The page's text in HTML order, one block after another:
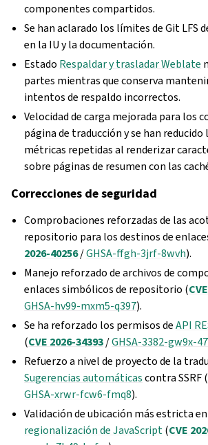
componentes compartidos.
Se han aclarado los límites de Git LFS
en la IU y la documentación.
Estado Respaldar y trasladar Weblate
partes mientras que conserva
intentos de respaldo incorrectos.
Velocidad de carga mejorada para los
página de traducción y se han
métricas repetidas al renderizar
sobre páginas de resumen con las
Correcciones de seguridad
Comprobaciones reforzadas de las
repositorio para los destinos de
2026-40256/GHSA-ffgh-3jrf-8wvh).
Manejo reforzado de archivos de
enlaces simbólicos de repositorio (
GHSA-hv99-mxm5-q397).
Se ha reforzado los permisos deAPI
(CVE 2026-34393/GHSA-3382-gw9x-
Refuerzo a nivel de proyecto de la
Sugerencias automáticascontra SSRF (
GHSA-xrwr-fcw6-fmq8).
Validación de ubicación más estricta
regionalización de JavaScript(CVE